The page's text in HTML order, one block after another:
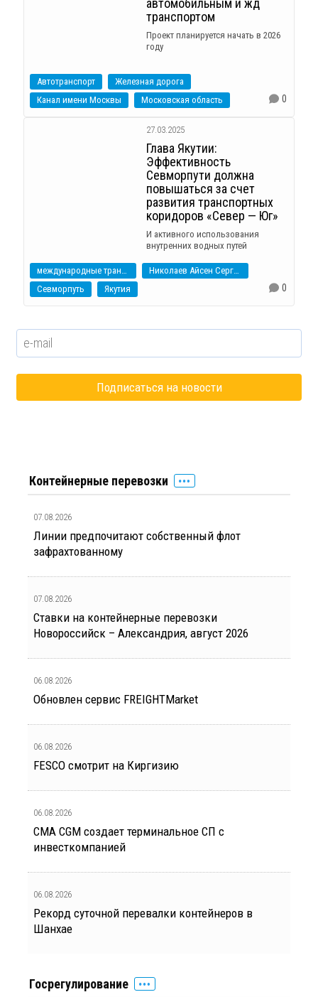
автомобильным и жд
транспортом
Проект планируется начать в 2026
году
Автотранспорт
Железная дорога
Канал имени Москвы
Московская область 0
27.03.2025
Глава Якутии:
Эффективность
Севморпути должна
повышаться за счет
развития транспортных
коридоров «Север — Юг»
И активного использования
внутренних водных путей
Севморпуть
Якутия 0
Контейнерные перевозки
07.08.2026
Линии предпочитают собственный флот
зафрахтованному
07.08.2026
Ставки на контейнерные перевозки
Новороссийск – Александрия, август 2026
06.08.2026
Обновлен сервис FREIGHTMarket
06.08.2026
FESCO смотрит на Киргизию
06.08.2026
CMA CGM создает терминальное СП с
инвесткомпанией
06.08.2026
Рекорд суточной перевалки контейнеров в
Шанхае
Госрегулирование